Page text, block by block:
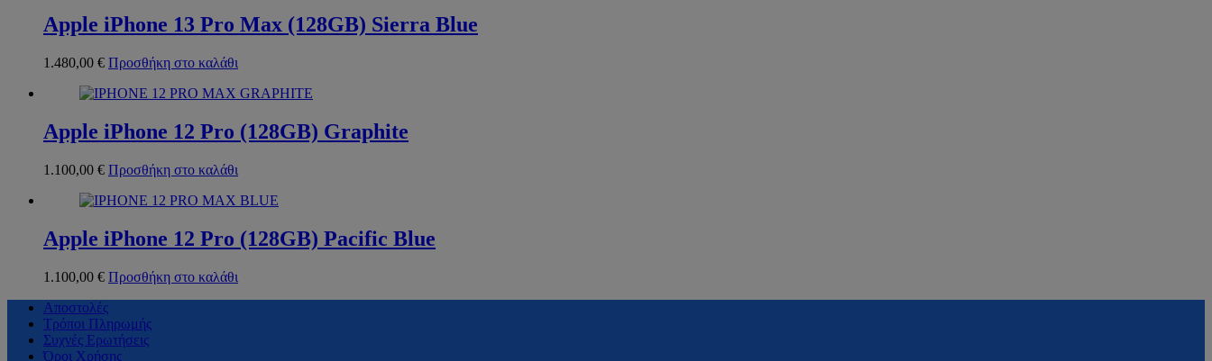
Apple iPhone 13 Pro Max (128GB) Sierra Blue
1.480,00 € Προσθήκη στο καλάθι
Apple iPhone 12 Pro (128GB) Graphite
1.100,00 € Προσθήκη στο καλάθι
Apple iPhone 12 Pro (128GB) Pacific Blue
1.100,00 € Προσθήκη στο καλάθι
Αποστολές
Τρόποι Πληρωμής
Συχνές Ερωτήσεις
Όροι Χρήσης